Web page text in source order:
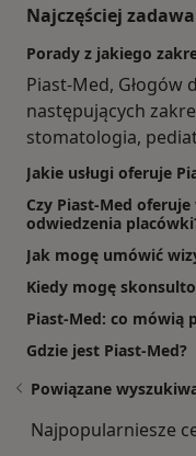
Najczęściej
Porady z jakiego
Piast-Med, Głogów
następujących
stomatologia,
Jakie usługi oferuje
Czy Piast-Med
odwiedzenia
Jak mogę umówić
Kiedy mogę
Piast-Med: co mówią
Gdzie jest Piast-Med?
Powiązane
Najpopularniesze